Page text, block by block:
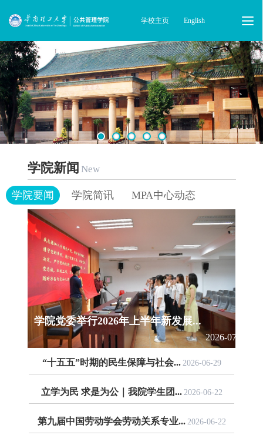
学校主页 English
学院新闻 New
学院要闻 学院简讯 MPA中心动态
学院党委举行2026年上半年新发展...
2026-07-03
“十五五”时期的民生保障与社会... 2026-06-29
立学为民 求是为公｜我院学生团... 2026-06-22
第九届中国劳动学会劳动关系专业... 2026-06-22